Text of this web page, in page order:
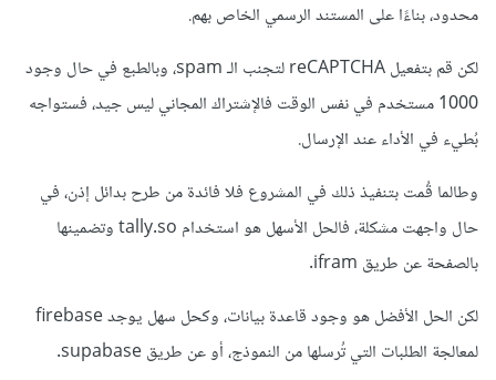
محدود، بناءًا على المستند الرسمي الخاص بهم.
لكن قم بتفعيل reCAPTCHA لتجنب الـ spam، وبالطبع في حال وجود
1000 مستخدم في نفس الوقت فالإشتراك المجاني ليس جيد، فستواجه
بُطيء في الأداء عند الإرسال.
وطالما قُمت بتنفيذ ذلك في المشروع فلا فائدة من طرح بدائل إذن، في
حال واجهت مشكلة، فالحل الأسهل هو استخدام tally.so وتضمينها
بالصفحة عن طريق ifram.
لكن الحل الأفضل هو وجود قاعدة بيانات، وكحل سهل يوجد firebase
لمعالجة الطلبات التي تُرسلها من النموذج، أو عن طريق supabase.